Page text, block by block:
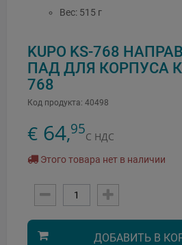
Вес: 515 г
KUPO KS-768
ПАД ДЛЯ КОРПУСА
768
Код продукта: 40498
€ 64,95С НДС
Этого товара нет в наличии
ДОБАВИТЬ В